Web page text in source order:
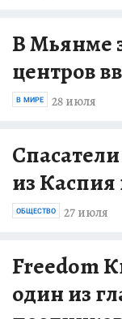
В Мьянме
центров
28 июля
В МИРЕ
из Каспия
27 июля
ОБЩЕСТВО
Freedom
один из